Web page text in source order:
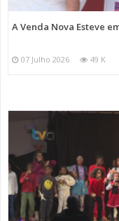
A Venda Nova Esteve
07 Julho 2026 49 K